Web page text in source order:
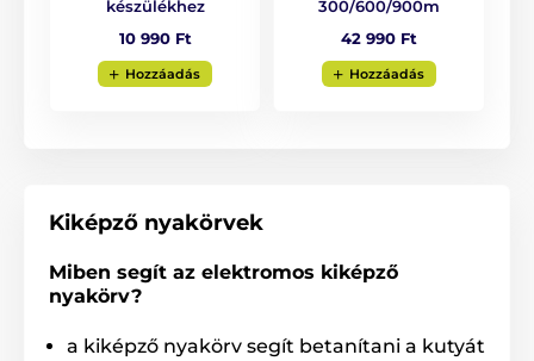
kényelmes viselést és a két hosszúságú elektródának
köszönhetően a nyakörv testre szabható. A hosszú
szőrzetű kutyáknál hosszabb elektródákat használjon,
hogy az elektródák érintkezzenek a kutya bőrével. A
rövid elektródákat a közepes és rövid szőrzetű kutyák
csomagnak, így kipróbálhatja melyik változat és méret
készülékhez
10 990 Ft
Hozzáadás
300/600/900m
42 990 Ft
Hozzáadás
Kiképző nyakörvek
Miben segít az elektromos kiképző
nyakörv?
a kiképző nyakörv segít betanítani a kutyát